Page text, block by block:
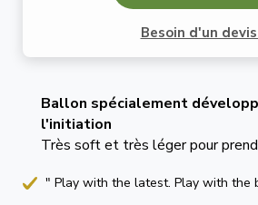
Besoin d'un devis
Ballon spécialement
l'initiation
Très soft et très léger pour
" Play with the latest. Play with the